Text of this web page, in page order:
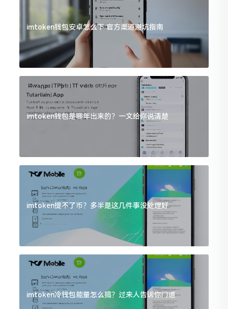
imtoken钱包安卓怎么下 官方渠道避坑指南
imtoken钱包是哪年出来的？一文给你说清楚
imtoken提不了币？多半是这几件事没处理好
imtoken冷钱包能量怎么搞？过来人告诉你门道